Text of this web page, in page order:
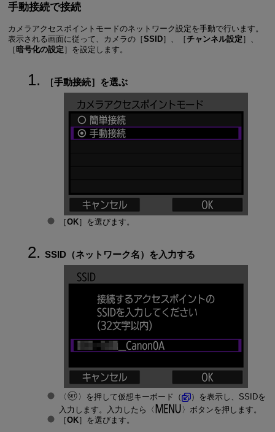
手動接続で接続
カメラアクセスポイントモードのネットワーク設定を手動で行います。
表示される画面に従って、カメラの［SSID］、［チャンネル設定 ］、
［ 暗号化の設定 ］を設定します。
［手動接続］を選ぶ
［OK］を選びます。
SSID（ネットワーク名）を入力する
を押して仮想キーボード（
）を表示し、SSIDを
入力します。入力したら
ボタンを押します。
［OK］を選びます。